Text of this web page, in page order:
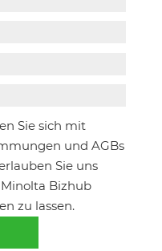
Sie sich mit
und AGBs
Sie uns
Bizhub
zu lassen.